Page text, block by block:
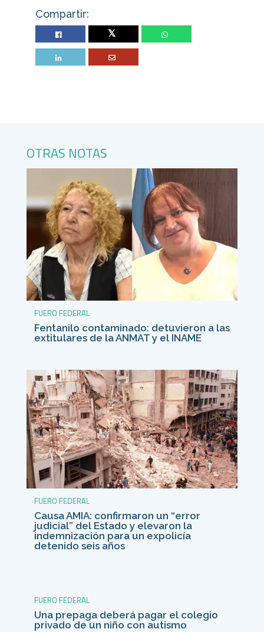
Compartir:
Twitter
OTRAS NOTAS
FUERO FEDERAL
Fentanilo contaminado: detuvieron a las
extitulares de la ANMAT y el INAME
FUERO FEDERAL
Causa AMIA: confirmaron un “error
judicial” del Estado y elevaron la
indemnización para un expolicía
detenido seis años
FUERO FEDERAL
Una prepaga deberá pagar el colegio
privado de un niño con autismo